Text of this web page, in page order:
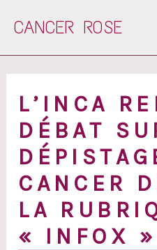
CANCER ROSE
L’INCA
DÉBAT
CANCER
LA
« INFOX »